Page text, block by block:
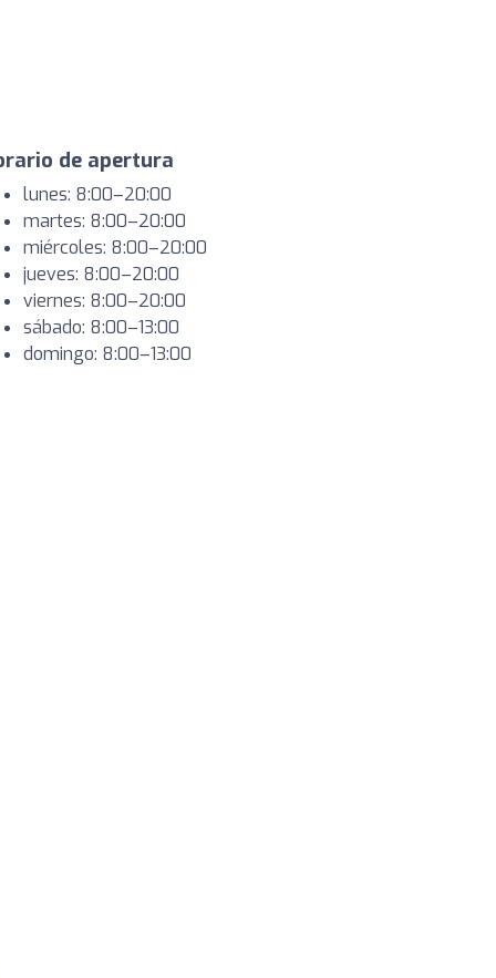
de apertura
lunes: 8:00–20:00
martes: 8:00–20:00
miércoles: 8:00–20:00
jueves: 8:00–20:00
viernes: 8:00–20:00
sábado: 8:00–13:00
domingo: 8:00–13:00